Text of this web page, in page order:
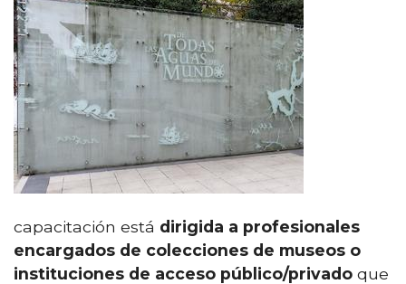
capacitación está dirigida a profesionales
encargados de colecciones de museos o
instituciones de acceso público/privado que